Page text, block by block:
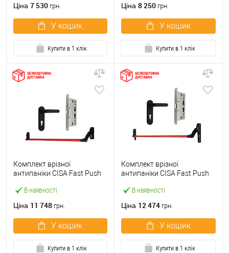
Ціна 7 530 грн.
У кошик
Купити в 1 клік
Ціна 8 250 грн.
У кошик
Купити в 1 клік
В наявності
Комплект врізної
антипаніки CISA Fast Push
із замком та ручкою
Ціна 11 748 грн.
У кошик
Купити в 1 клік
В наявності
Комплект врізної
антипаніки CISA Fast Push
червоний із замком та
Ціна 12 474 грн.
У кошик
Купити в 1 клік